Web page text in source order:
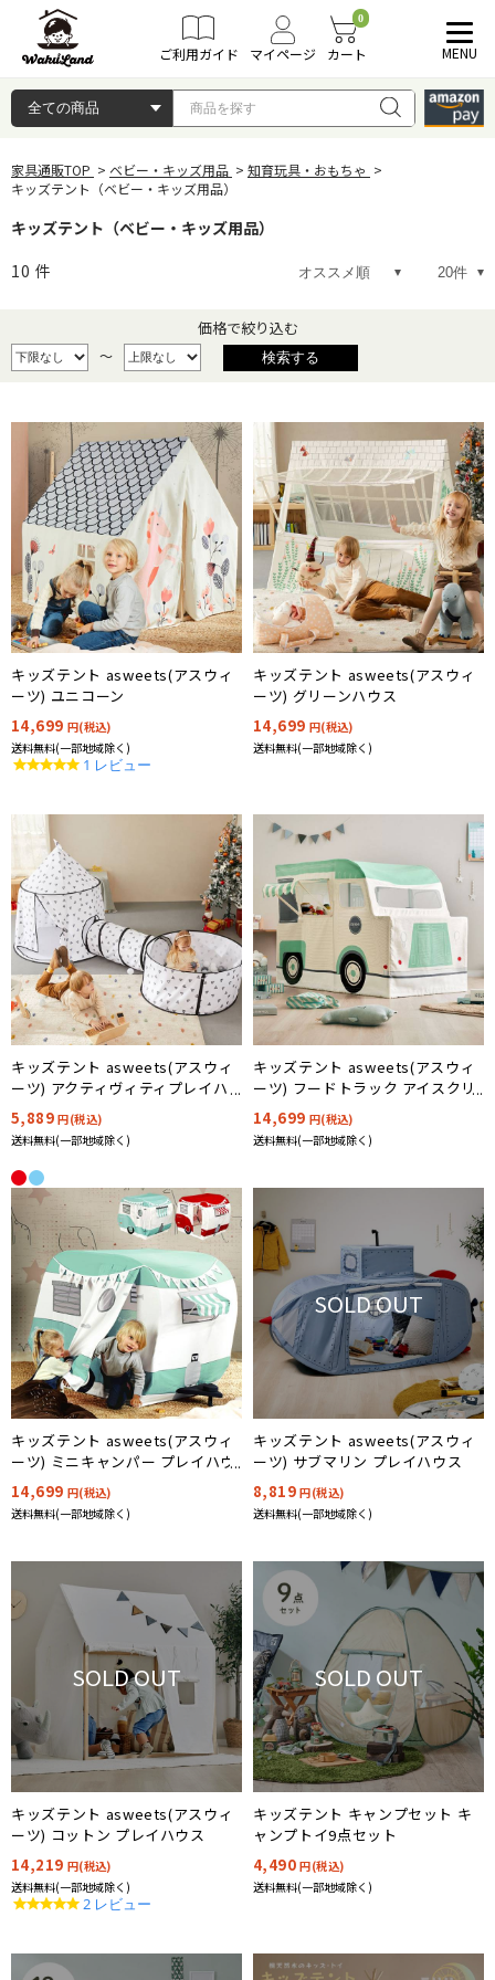
ご利用ガイド マイページ
0
カート MENU
家具通販TOP ベビー・キッズ用品
知育玩具・おもちゃ
キッズテント（ベビー・キッズ用品）
キッズテント（ベビー・キッズ用品）
10 件
価格で絞り込む
～
キッズテント asweets(アスウィ
ーツ) ユニコーン
14,699 円(税込)
送料無料(一部地域除く)
5.0
1 レビュー
キッズテント asweets(アスウィ
ーツ) グリーンハウス
14,699 円(税込)
送料無料(一部地域除く)
キッズテント asweets(アスウィ
ーツ) アクティヴィティプレイハ
ウス
5,889円(税込)
送料無料(一部地域除く)
キッズテント asweets(アスウィ
ーツ) フードトラック アイスクリ
ームトラック
14,699 円(税込)
送料無料(一部地域除く)
キッズテント asweets(アスウィ
ーツ) ミニキャンパー プレイハウ
ス 2色対応
14,699 円(税込)
送料無料(一部地域除く)
SOLD OUT
キッズテント asweets(アスウィ
ーツ) サブマリン プレイハウス
8,819円(税込)
送料無料(一部地域除く)
SOLD OUT
キッズテント asweets(アスウィ
ーツ) コットン プレイハウス
14,219 円(税込)
送料無料(一部地域除く)
5.0
2 レビュー
SOLD OUT
キッズテント キャンプセット キ
ャンプトイ9点セット
4,490円(税込)
送料無料(一部地域除く)